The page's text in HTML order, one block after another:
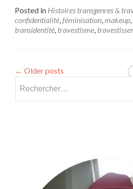
Posted in Histoires transgenres &
confidentialité,féminisation,makeup,
transidentité, travestisme,
← Older posts